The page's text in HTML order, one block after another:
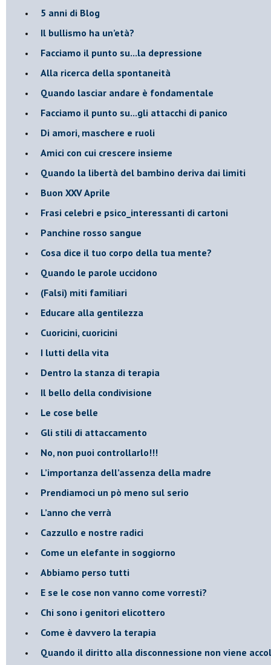
​5 anni di Blog
​Il bullismo ha un’età?
Facciamo il punto su...la depressione
​Alla ricerca della spontaneità
​Quando lasciar andare è fondamentale
Facciamo il punto su...gli attacchi di panico
Di amori, maschere e ruoli
​Amici con cui crescere insieme
​Quando la libertà del bambino deriva dai limiti
Buon XXV Aprile
​Frasi celebri e psico_interessanti di cartoni
​Panchine rosso sangue
​Cosa dice il tuo corpo della tua mente?
​Quando le parole uccidono
​(Falsi) miti familiari
​Educare alla gentilezza
​Cuoricini, cuoricini
I lutti della vita
​Dentro la stanza di terapia
​Il bello della condivisione
Le cose belle
​Gli stili di attaccamento
No, non puoi controllarlo!!!
​L’importanza dell’assenza della madre
​Prendiamoci un pò meno sul serio
​L’anno che verrà
​Cazzullo e nostre radici
​Come un elefante in soggiorno
​Abbiamo perso tutti
E se le cose non vanno come vorresti?
​Chi sono i genitori elicottero
Come è davvero la terapia
Quando il diritto alla disconnessione non viene